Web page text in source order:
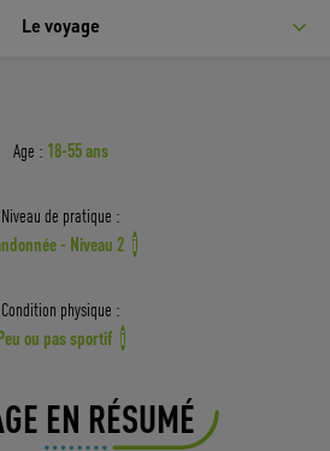
Le voyage
Age : 18-55 ans
Niveau de pratique :
- Niveau 2 i
Condition physique :
ou pas sportif i
EN RÉSUMÉ